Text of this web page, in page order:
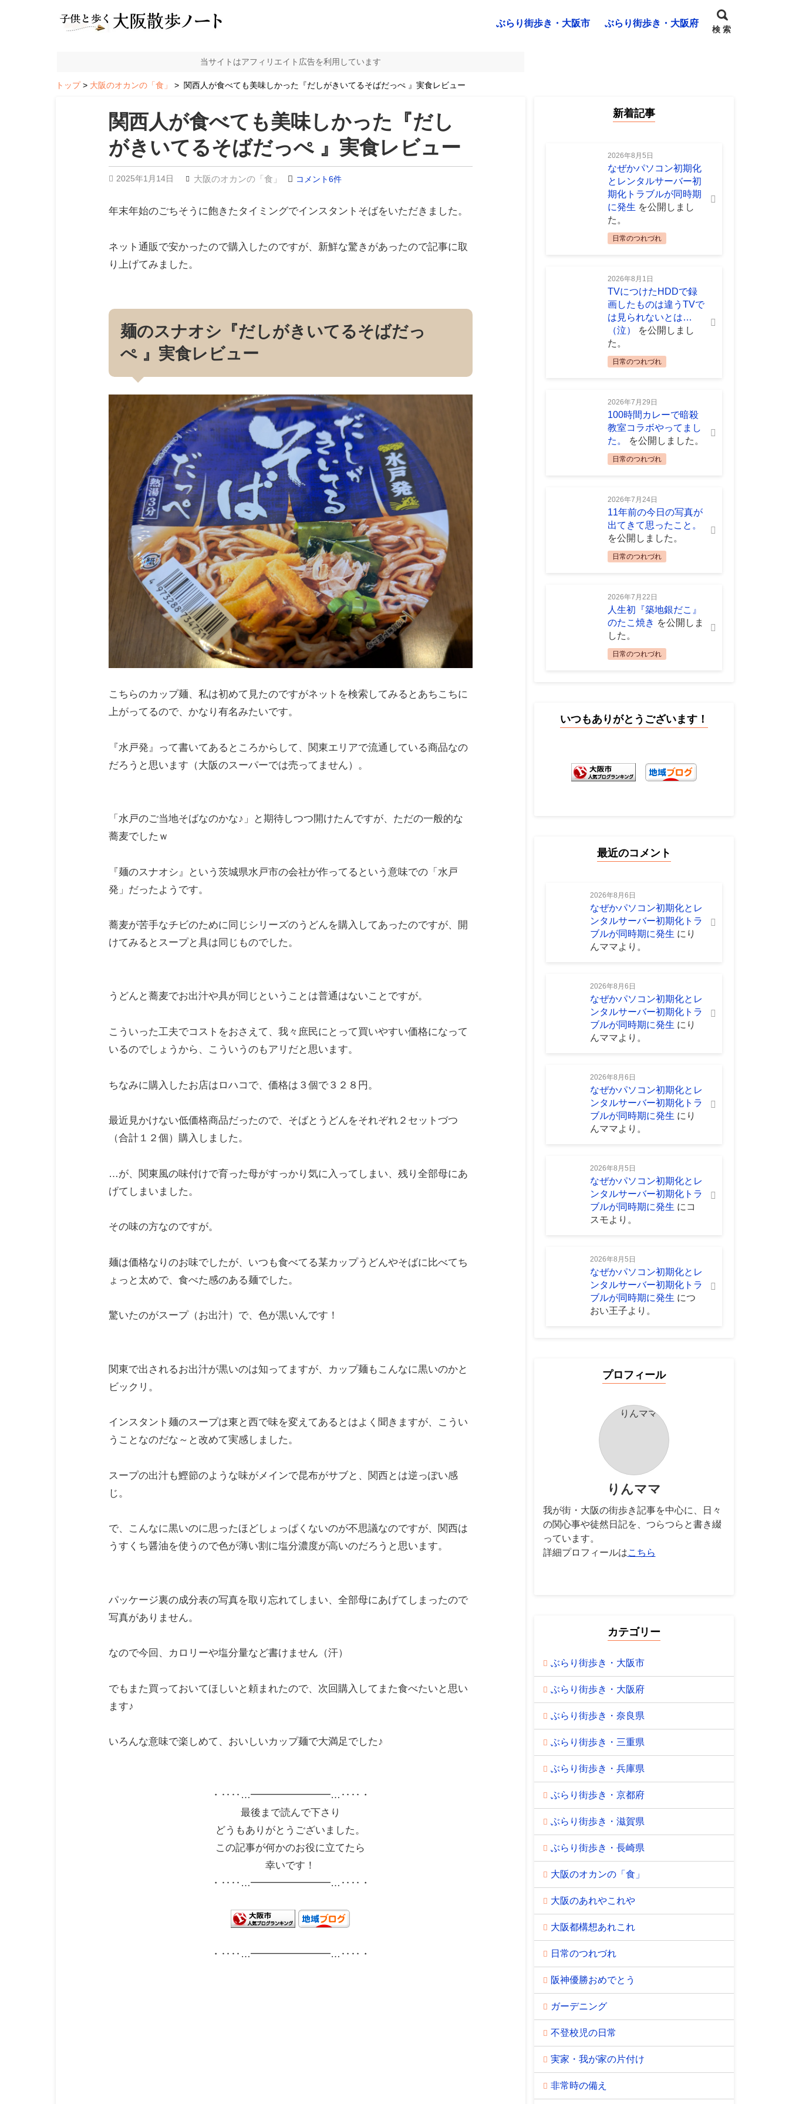
ぶらり街歩き・大阪市 ぶらり街歩き・大阪府
検 索
当サイトはアフィリエイト広告を利用しています
トップ 大阪のオカンの「食」 関西人が食べても美味しかった『だしがきいてるそばだっぺ 』実食レビュー
関西人が食べても美味しかった『だし
がきいてるそばだっぺ 』実食レビュー
2025年1月14日 大阪のオカンの「食」 コメント6件
年末年始のごちそうに飽きたタイミングでインスタントそばをいただきました。
ネット通販で安かったので購入したのですが、新鮮な驚きがあったので記事に取
り上げてみました。
麺のスナオシ『だしがきいてるそばだっ
ぺ 』実食レビュー
こちらのカップ麺、私は初めて見たのですがネットを検索してみるとあちこちに
上がってるので、かなり有名みたいです。
『水戸発』って書いてあるところからして、関東エリアで流通している商品なの
だろうと思います（大阪のスーパーでは売ってません）。
「水戸のご当地そばなのかな♪」と期待しつつ開けたんですが、ただの一般的な
蕎麦でしたｗ
『麺のスナオシ』という茨城県水戸市の会社が作ってるという意味での「水戸
発」だったようです。
蕎麦が苦手なチビのために同じシリーズのうどんを購入してあったのですが、開
けてみるとスープと具は同じものでした。
うどんと蕎麦でお出汁や具が同じということは普通はないことですが。
こういった工夫でコストをおさえて、我々庶民にとって買いやすい価格になって
いるのでしょうから、こういうのもアリだと思います。
ちなみに購入したお店はロハコで、価格は３個で３２８円。
最近見かけない低価格商品だったので、そばとうどんをそれぞれ２セットづつ
（合計１２個）購入しました。
…が、関東風の味付けで育った母がすっかり気に入ってしまい、残り全部母にあ
げてしまいました。
その味の方なのですが。
麺は価格なりのお味でしたが、いつも食べてる某カップうどんやそばに比べてち
ょっと太めで、食べた感のある麺でした。
驚いたのがスープ（お出汁）で、色が黒いんです！
関東で出されるお出汁が黒いのは知ってますが、カップ麺もこんなに黒いのかと
ビックリ。
インスタント麺のスープは東と西で味を変えてあるとはよく聞きますが、こうい
うことなのだな～と改めて実感しました。
スープの出汁も鰹節のような味がメインで昆布がサブと、関西とは逆っぽい感
じ。
で、こんなに黒いのに思ったほどしょっぱくないのが不思議なのですが、関西は
うすくち醤油を使うので色が薄い割に塩分濃度が高いのだろうと思います。
パッケージ裏の成分表の写真を取り忘れてしまい、全部母にあげてしまったので
写真がありません。
なので今回、カロリーや塩分量など書けません（汗）
でもまた買っておいてほしいと頼まれたので、次回購入してまた食べたいと思い
ます♪
いろんな意味で楽しめて、おいしいカップ麺で大満足でした♪
・‥‥…━━━━━━━━…‥‥・
最後まで読んで下さり
どうもありがとうございました。
この記事が何かのお役に立てたら
幸いです！
・‥‥…━━━━━━━━…‥‥・
・‥‥…━━━━━━━━…‥‥・
新着記事
2026年8月5日
なぜかパソコン初期化
とレンタルサーバー初
期化トラブルが同時期
に発生 を公開しまし
た。
日常のつれづれ
2026年8月1日
TVにつけたHDDで録
画したものは違うTVで
は見られないとは…
（泣）
を公開しまし
た。
日常のつれづれ
2026年7月29日
100時間カレーで暗殺
教室コラボやってまし
た。
を公開しました。
日常のつれづれ
2026年7月24日
11年前の今日の写真が
出てきて思ったこと。
を公開しました。
日常のつれづれ
2026年7月22日
人生初『築地銀だこ』
のたこ焼き を公開しま
した。
日常のつれづれ
いつもありがとうございます！
最近のコメント
2026年8月6日
なぜかパソコン初期化とレ
ンタルサーバー初期化トラ
ブルが同時期に発生 に り
んママより。
2026年8月6日
なぜかパソコン初期化とレ
ンタルサーバー初期化トラ
ブルが同時期に発生 に り
んママより。
2026年8月6日
なぜかパソコン初期化とレ
ンタルサーバー初期化トラ
ブルが同時期に発生 に り
んママより。
2026年8月5日
なぜかパソコン初期化とレ
ンタルサーバー初期化トラ
ブルが同時期に発生 に コ
スモより。
2026年8月5日
なぜかパソコン初期化とレ
ンタルサーバー初期化トラ
ブルが同時期に発生 につ
おい王子より。
プロフィール
りんママ
我が街・大阪の街歩き記事を中心に、日々
の関心事や徒然日記を、つらつらと書き綴
っています。
詳細プロフィールはこちら
カテゴリー
ぶらり街歩き・大阪市
ぶらり街歩き・大阪府
ぶらり街歩き・奈良県
ぶらり街歩き・三重県
ぶらり街歩き・兵庫県
ぶらり街歩き・京都府
ぶらり街歩き・滋賀県
ぶらり街歩き・長崎県
大阪のオカンの「食」
大阪のあれやこれや
大阪都構想あれこれ
日常のつれづれ
阪神優勝おめでとう
ガーデニング
不登校児の日常
実家・我が家の片付け
非常時の備え